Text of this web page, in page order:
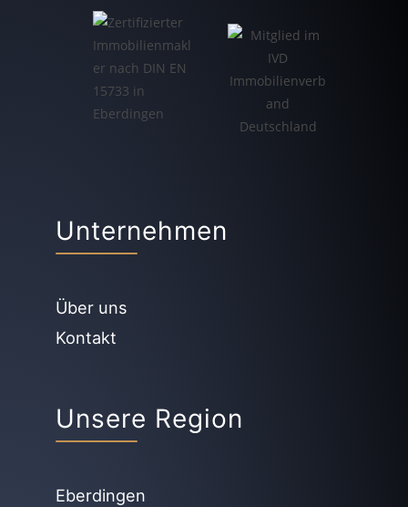
Unsere Region
Eberdingen
Unternehmen
Über uns
Kontakt